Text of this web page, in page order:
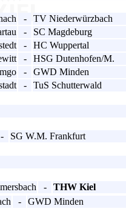
-
TV Niederwürzbach
-
SC Magdeburg
-
HC Wuppertal
-
HSG Dutenhofen/M.
-
GWD Minden
- TuS Schutterwald
- SG W.M. Frankfurt
-
THW Kiel
-
GWD Minden